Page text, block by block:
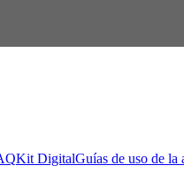
Kit DigitalGuías de uso de la